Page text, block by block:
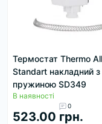
Термостат Thermo
Standart накладний з
пружиною SD349
В наявності
0
523.00 грн.